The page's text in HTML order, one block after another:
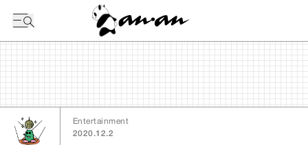
Entertainment
2020.12.2